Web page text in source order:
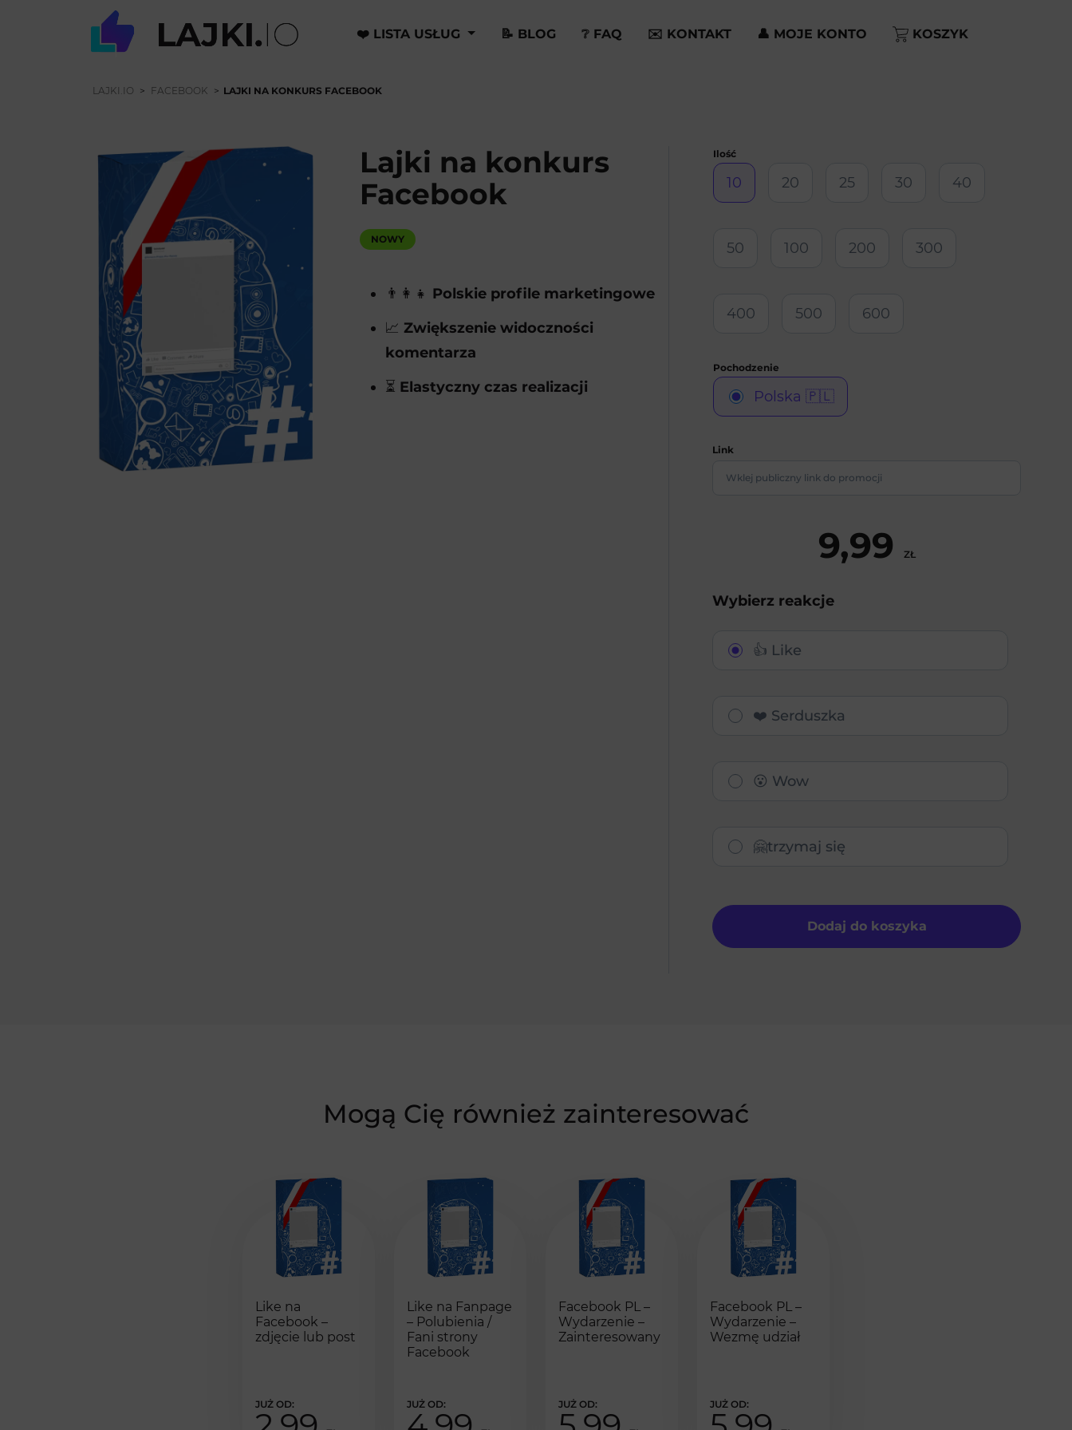
❤️ LISTA USŁUG 📝 BLOG ❔ FAQ ✉️ KONTAKT 👤 MOJE KONTO KOSZYK
LAJKI.IO > FACEBOOK > LAJKI NA KONKURS FACEBOOK
Lajki na konkurs
Facebook
NOWY
👨‍👩‍👧 Polskie profile marketingowe
📈 Zwiększenie widoczności
komentarza
⏳ Elastyczny czas realizacji
Link
10 20 25 30 40
50 100 200 300
400 500 600
Polska 🇵🇱
9,99 ZŁ
Wybierz reakcje
👍 Like
❤️ Serduszka
😮 Wow
🤗trzymaj się
Dodaj do koszyka
Mogą Cię również zainteresować
Like na
Facebook –
zdjęcie lub post
Like na Fanpage
– Polubienia /
Fani strony
Facebook
Facebook PL –
Wydarzenie –
Zainteresowany
Facebook PL –
Wydarzenie –
Wezmę udział